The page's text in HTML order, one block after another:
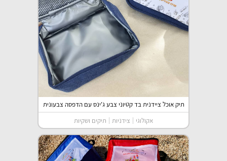
תיק אוכל ציידנית בד קטיוני צבע ג'ינס עם הדפסה צבעונית
אקולוגי צידניות תיקים ושקיות